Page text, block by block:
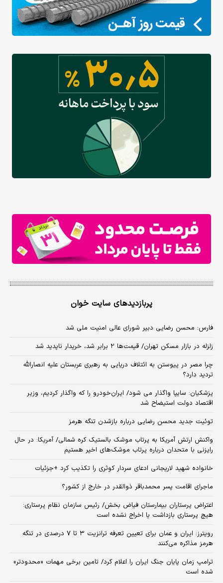
پربازدیدهای سایت خوان
فارس: محسن رضایی دبیر شورای عالی امنیت ملی شد
زلزله در بازار مسکن تهران/ قیمت‌ها ۲ برابر شد، خریدار ناپدید شد
چرا مصر در پیوستن به ائتلاف دریایی به رهبری عربستان علیه انصارالله
تردید دارد؟
پزشکیان: سایپا واگذار می شود/ ایران‌خودرو را که واگذار کردیم، وزیر
اقتصاد دولت استیضاح شد
توئیت جدید محسن رضایی درباره بازشدن تنگه هرمز
واکنش ارتش آمریکا به پرتاب موشک بالستیک کره شمالی/ آمریکا: در حال
رایزنی با متحدان درباره پرتاب موشک‌های اخیر هستیم
خانواده شهید لاریجانی ادعای سردار کوثری را تکذیب کرد +جزئیات
ماجرای اقامت پسر محمدباقر ذوالقدر در خارج از کشور؟
اعتراض پرستاران بیمارستان فیاض بخش/ رئیس سازمان نظام پرستاری:
هیچ پرستاری بازداشت یا اخراج نشده است
رویترز: ایران و عمان برای تعیین تعرفه ترانزیت ۳ تا ۷ درصدی در تنگه
هرمز مذاکره می‌کنند
ترامپ زمان پایان جنگ ایران را اعلام کرد/ تامین برخی مهمات «محدودتر»
شده است